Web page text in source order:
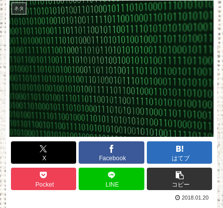
ネタ
X Facebook はてブ
Pocket LINE コピー
2018.01.20